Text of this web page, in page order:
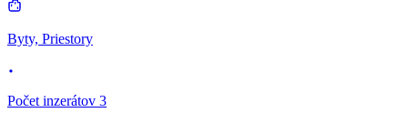
Byty, Priestory
Počet inzerátov 3